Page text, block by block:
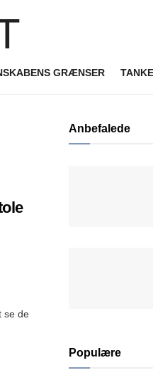
GRÆNSER
se de
Anbefalede
Populære